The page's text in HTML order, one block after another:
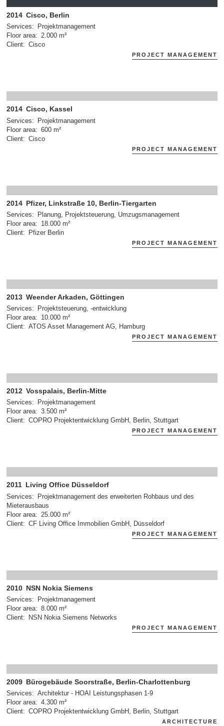
2014 Cisco, Berlin
Services
Projektmanagement
Floor area
2.000 m²
Client
Cisco
PROJECT MANAGEMENT
2014 Cisco, Kassel
Services
Projektmanagement
Floor area
600 m²
Client
Cisco
PROJECT MANAGEMENT
2014 Pfizer, Linkstraße 10, Berlin-Tiergarten
Services
Planung, Projektsteuerung, Umzugsmanagement
Floor area
18.000 m²
Client
Pfizer Berlin
PROJECT MANAGEMENT
2013 Weender Arkaden, Göttingen
Services
Projektsteuerung, -entwicklung
Floor area
10.000 m²
Client
ATOS Asset Management AG, Hamburg
PROJECT MANAGEMENT
2012 Vosspalais, Berlin-Mitte
Services
Projektmanagement
Floor area
3.500 m²
Client
COPRO Projektentwicklung GmbH, Berlin, Stuttgart
PROJECT MANAGEMENT
2011 Living Office Düsseldorf
Services
Projektmanagement des erweiterten Rohbaus und des
Mieterausbaus
Floor area
25.000 m²
Client
CF Living Office Immobilien GmbH, Düsseldorf
PROJECT MANAGEMENT
2010 NSN Nokia Siemens
Services
Projektmanagement
Floor area
8.000 m²
Client
NSN Nokia Siemens Networks
PROJECT MANAGEMENT
2009 Bürogebäude Soorstraße, Berlin-Charlottenburg
Services
Architektur - HOAI Leistungsphasen 1-9
Floor area
4.300 m²
Client
COPRO Projektentwicklung GmbH, Berlin, Stuttgart
ARCHITECTURE